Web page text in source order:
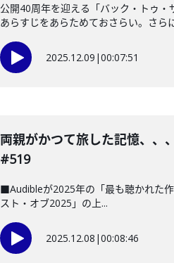
公開40周年を迎える「バック・トゥ
あらすじをあらためておさらい。さら
2025.12.09 |00:07:51
両親がかつて旅した記憶、、
#519
■Audibleが2025年の「最も聴かれた
スト・オブ2025」の上...
2025.12.08 |00:08:46